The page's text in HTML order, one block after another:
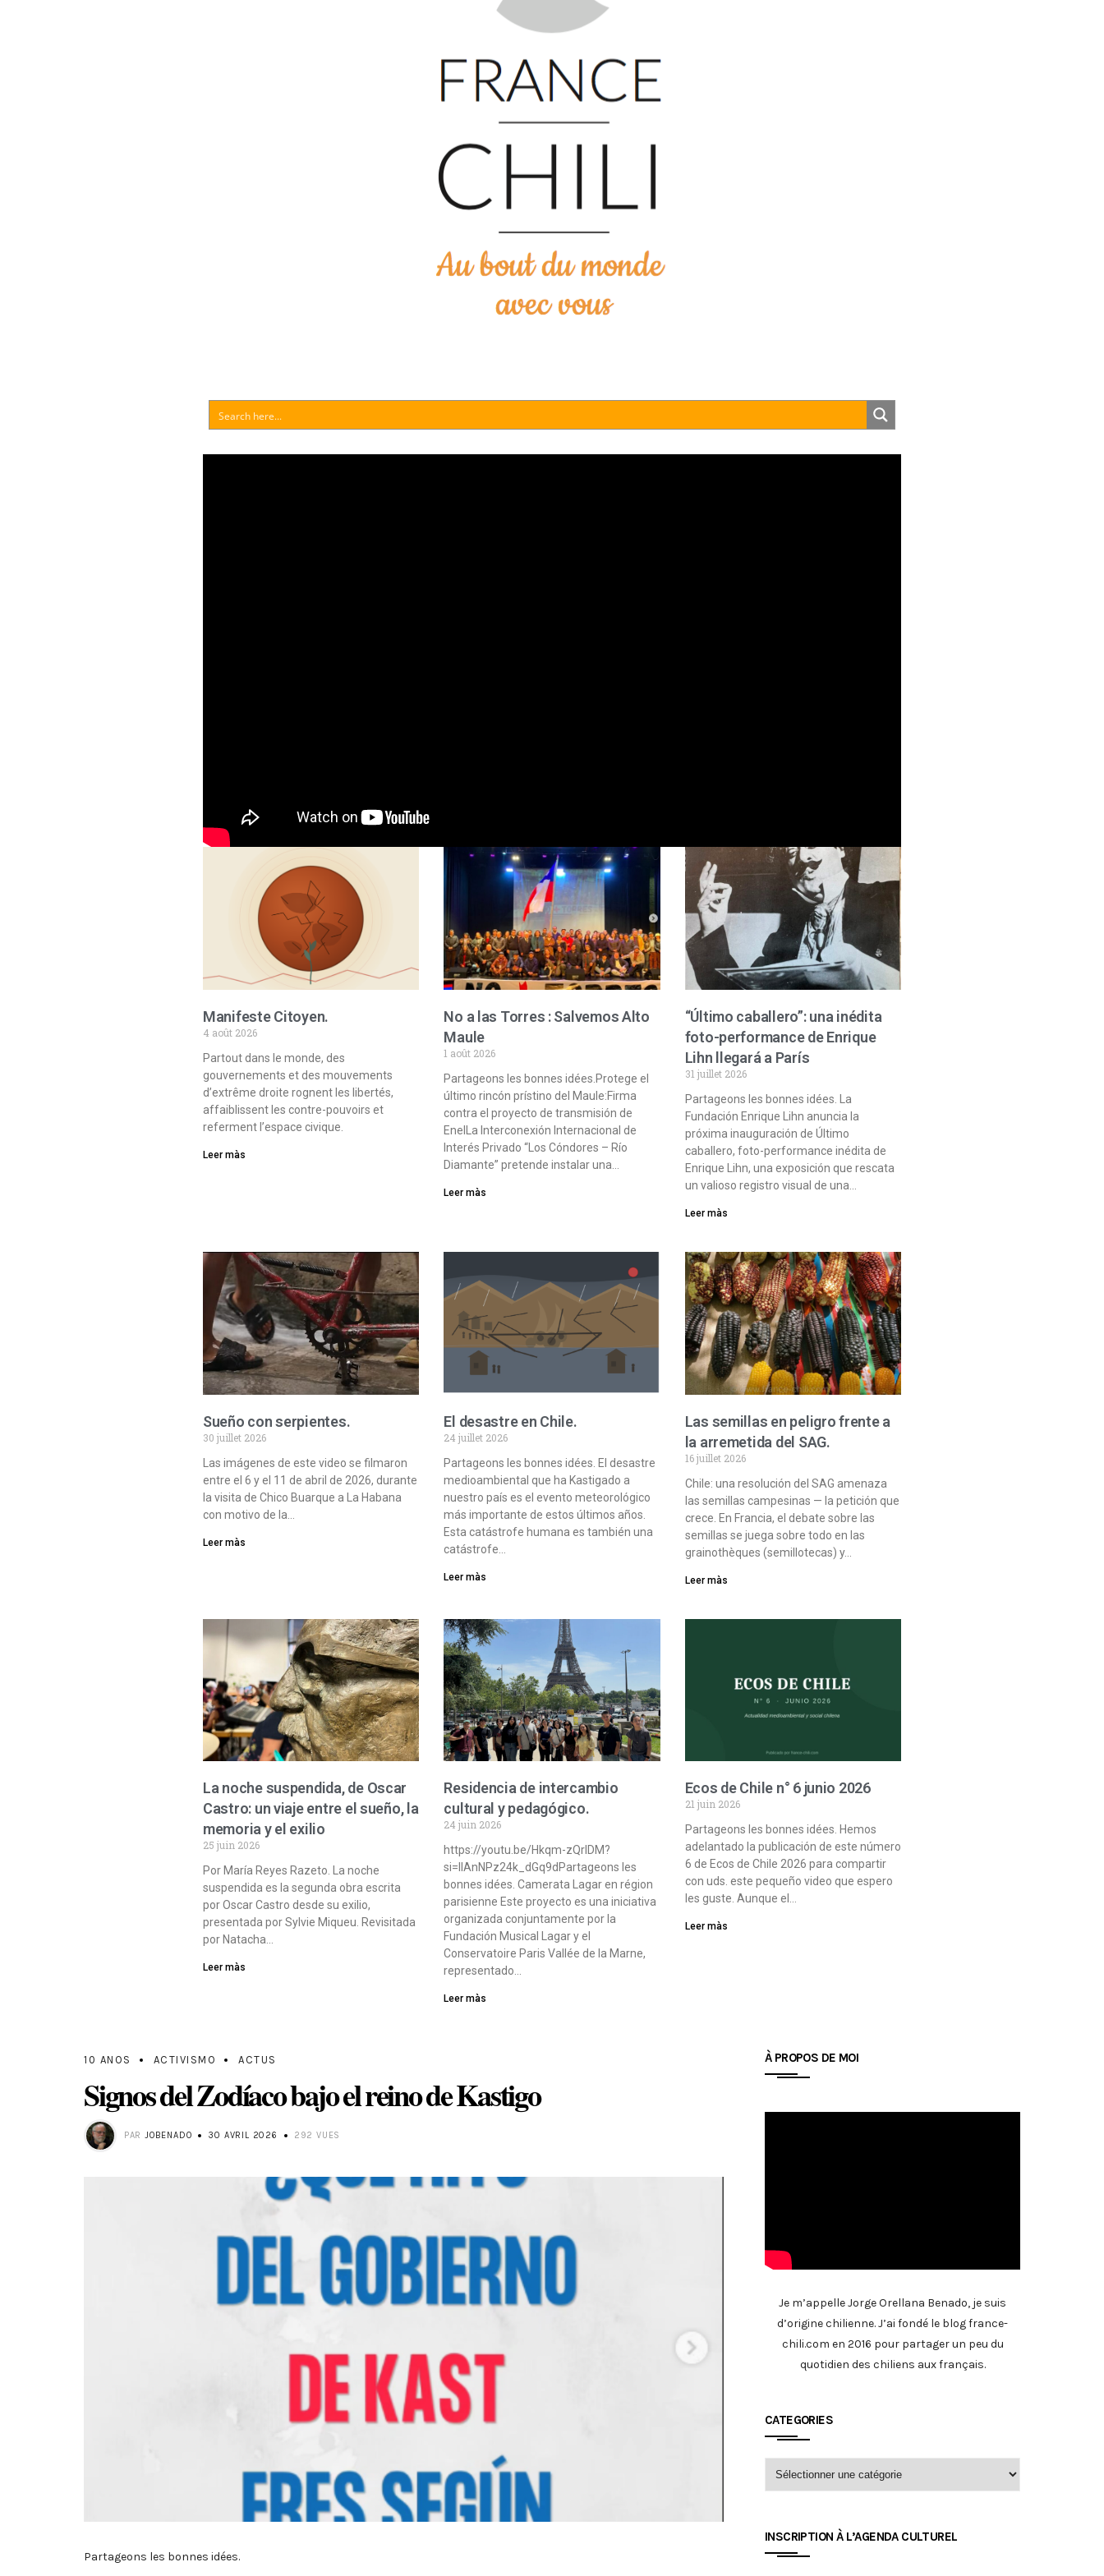
Manifeste Citoyen.
4 août 2026
Partout dans le monde, des
gouvernements et des mouvements
d’extrême droite rognent les libertés,
affaiblissent les contre-pouvoirs et
referment l’espace civique.
Leer màs
No a las Torres : Salvemos Alto
Maule
1 août 2026
Partageons les bonnes idées.Protege el
último rincón prístino del Maule:Firma
contra el proyecto de transmisión de
EnelLa Interconexión Internacional de
Interés Privado “Los Cóndores – Río
Diamante” pretende instalar una…
Leer màs
“Último caballero”: una inédita
foto-performance de Enrique
Lihn llegará a París
31 juillet 2026
Partageons les bonnes idées. La
Fundación Enrique Lihn anuncia la
próxima inauguración de Último
caballero, foto-performance inédita de
Enrique Lihn, una exposición que rescata
un valioso registro visual de una…
Leer màs
Sueño con serpientes.
30 juillet 2026
Las imágenes de este video se filmaron
entre el 6 y el 11 de abril de 2026, durante
la visita de Chico Buarque a La Habana
con motivo de la…
Leer màs
El desastre en Chile.
24 juillet 2026
Partageons les bonnes idées. El desastre
medioambiental que ha Kastigado a
nuestro país es el evento meteorológico
más importante de estos últimos años.
Esta catástrofe humana es también una
catástrofe…
Leer màs
Las semillas en peligro frente a
la arremetida del SAG.
16 juillet 2026
Chile: una resolución del SAG amenaza
las semillas campesinas — la petición que
crece. En Francia, el debate sobre las
semillas se juega sobre todo en las
grainothèques (semillotecas) y…
Leer màs
La noche suspendida, de Oscar
Castro: un viaje entre el sueño, la
memoria y el exilio
25 juin 2026
Por María Reyes Razeto. La noche
suspendida es la segunda obra escrita
por Oscar Castro desde su exilio,
presentada por Sylvie Miqueu. Revisitada
por Natacha…
Leer màs
Residencia de intercambio
cultural y pedagógico.
24 juin 2026
https://youtu.be/Hkqm-zQrIDM?
si=IIAnNPz24k_dGq9dPartageons les
bonnes idées. Camerata Lagar en région
parisienne Este proyecto es una iniciativa
organizada conjuntamente por la
Fundación Musical Lagar y el
Conservatoire Paris Vallée de la Marne,
representado…
Leer màs
Ecos de Chile n° 6 junio 2026
21 juin 2026
Partageons les bonnes idées. Hemos
adelantado la publicación de este número
6 de Ecos de Chile 2026 para compartir
con uds. este pequeño video que espero
les guste. Aunque el…
Leer màs
10 ANOS ACTIVISMO ACTUS
Signos del Zodíaco bajo el reino de Kastigo
PAR JOBENADO 30 AVRIL 2026 292 VUES
Partageons les bonnes idées.
À PROPOS DE MOI
Je m’appelle Jorge Orellana Benado, je suis
d’origine chilienne. J’ai fondé le blog france-
chili.com en 2016 pour partager un peu du
quotidien des chiliens aux français.
CATEGORIES
INSCRIPTION À L’AGENDA CULTUREL